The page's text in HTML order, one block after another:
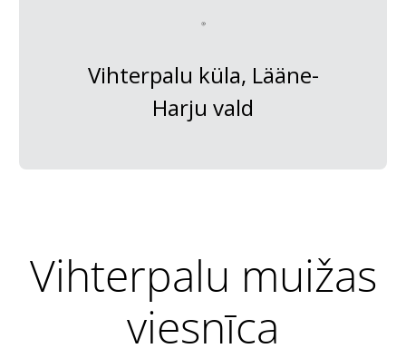
Vihterpalu küla, Lääne-
Harju vald
Vihterpalu muižas
viesnīca